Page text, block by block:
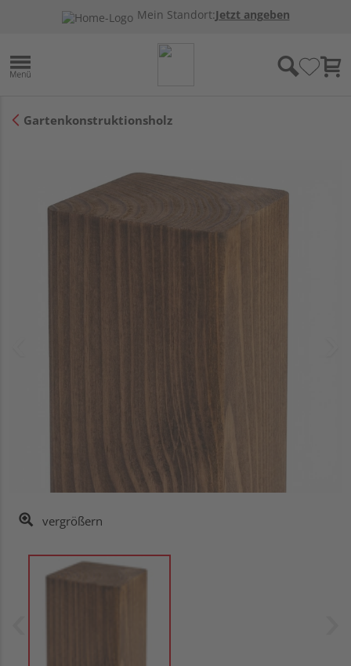
Mein Standort:Jetzt angeben
Gartenkonstruktionsholz
vergrößern